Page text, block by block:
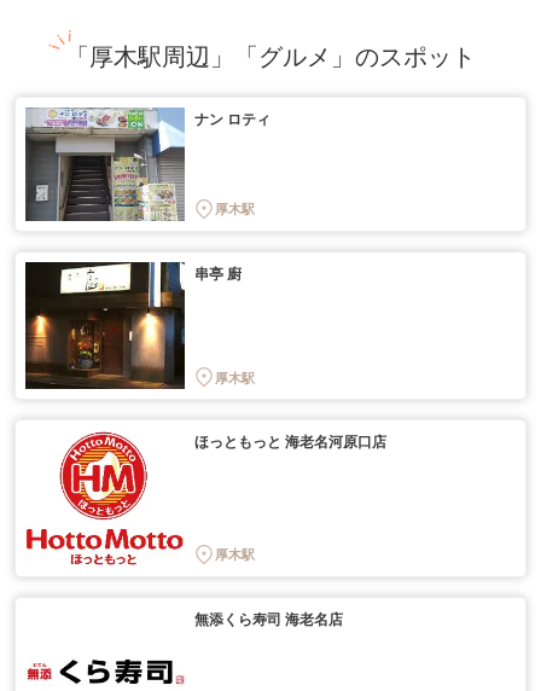
「厚木駅周辺」「グルメ」のスポット
ナン ロティ
厚木駅
串亭 廚
厚木駅
ほっともっと 海老名河原口店
厚木駅
無添くら寿司 海老名店